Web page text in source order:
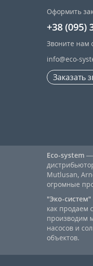
Оформить
+38 (095)
Звоните нам
info@eco-
Заказать
Eco-system —
Mutlusan,
огромные
"Эко-систем"
как продаем
производим
насосов и
объектов.